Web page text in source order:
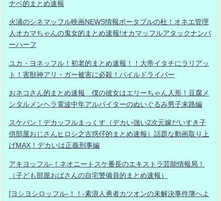
ナベ的まとめ速報
火浦のシネマッフル映画NEWS情報ポータブルの杜！オネエ管理
人オカマちゃんの鬼女的まとめ速報!オカマッフルアタックナンバ
ーハーフ
ユカ・ヨネッフル！初老的まとめ速報！！大帝イタチにラリアッ
ト！害獣神アリ・ガー被害に必殺！パイルドライバー
おネコさん的まとめ速報 僕の彼女はエリーちゃん人形！豆腐メ
ンタルメンヘラ電波中年アルバイターのぬいぐるみ男子末路編
スケバン！デカッフルまっくす（デカい強い2次元嫁だいすき子
供部屋おじさんヒロシ之古惑仔的まとめ速報）話題な動画取り上
げMAX！デカいは正義刑事編
アキヨッフル-！ネオニートスケ番長のエキストラ芸能情報局！
（子ども部屋おばさんの自宅警備員的まとめ速報）
[ヨシヨシロッフル-！！-素浪人勇者カツオンの未解決事件簿へよ